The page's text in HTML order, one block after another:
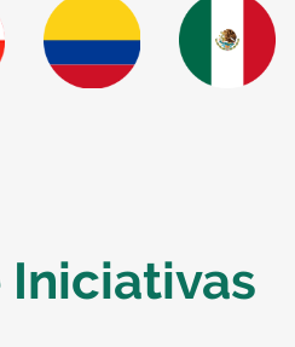
Iniciativas